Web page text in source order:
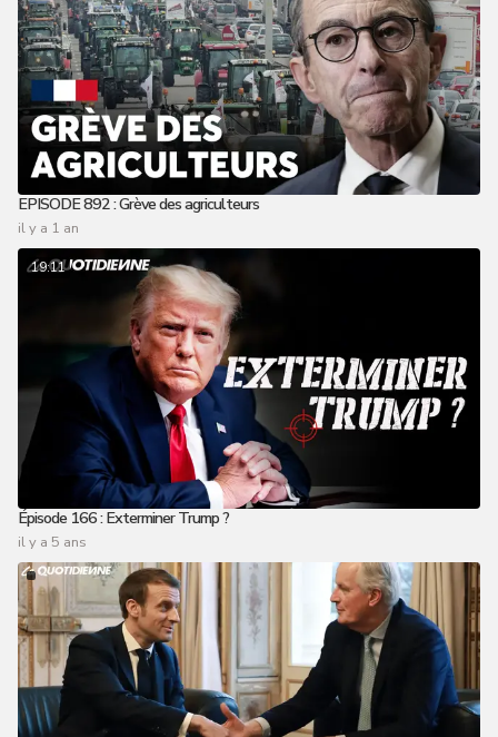
EPISODE 892 : Grève des agriculteurs
il y a 1 an
19:11
Épisode 166 : Exterminer Trump ?
il y a 5 ans